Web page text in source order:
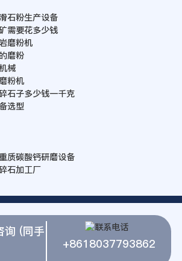
石粉生产设备
需要花多少钱
磨粉机
磨粉
械
粉机
石子多少钱一千克
选型
质碳酸钙研磨设备
石加工厂
询 (同手
+8618037793862